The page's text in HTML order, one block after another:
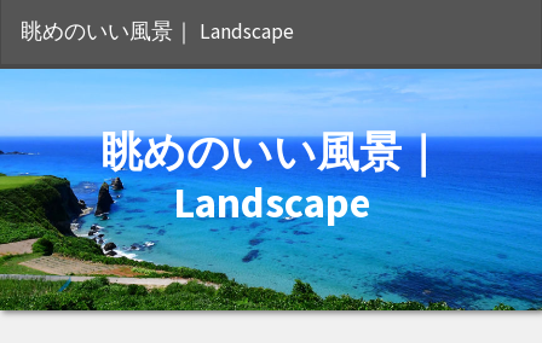
眺めのいい風景｜ Landscape
眺めのいい風景｜
Landscape